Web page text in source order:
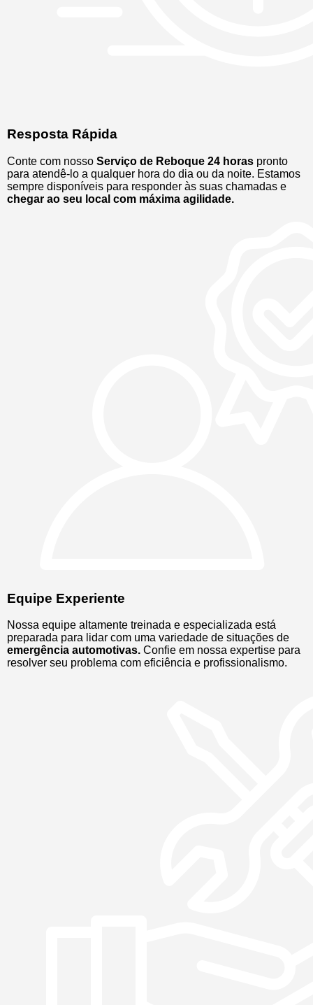
Resposta Rápida
Conte com nosso Serviço de Reboque 24 horas pronto
para atendê-lo a qualquer hora do dia ou da noite. Estamos
sempre disponíveis para responder às suas chamadas e
chegar ao seu local com máxima agilidade.
Equipe Experiente
Nossa equipe altamente treinada e especializada está
preparada para lidar com uma variedade de situações de
emergência automotivas. Confie em nossa expertise para
resolver seu problema com eficiência e profissionalismo.